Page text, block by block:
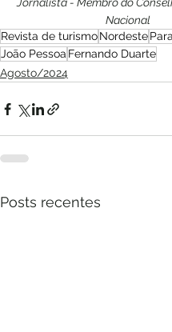
Nacional
Revista de turismoNordeste
João Pessoa Fernando Duarte
Agosto/2024
Posts recentes